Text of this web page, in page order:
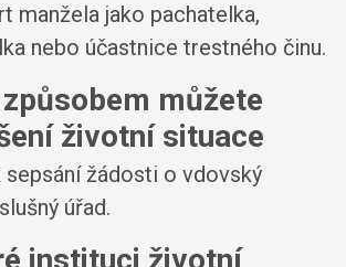
manžela jako pachatelka,
nebo účastnice trestného činu.
můžete
životní situace
sepsání žádosti o vdovský
úřad.
instituci životní